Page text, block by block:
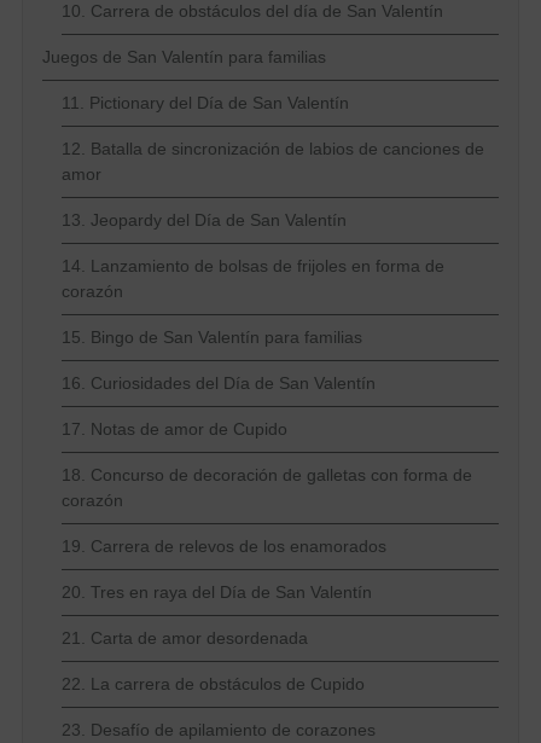
10. Carrera de obstáculos del día de San Valentín
Juegos de San Valentín para familias
11. Pictionary del Día de San Valentín
12. Batalla de sincronización de labios de canciones de
amor
13. Jeopardy del Día de San Valentín
14. Lanzamiento de bolsas de frijoles en forma de
corazón
15. Bingo de San Valentín para familias
16. Curiosidades del Día de San Valentín
17. Notas de amor de Cupido
18. Concurso de decoración de galletas con forma de
corazón
19. Carrera de relevos de los enamorados
20. Tres en raya del Día de San Valentín
21. Carta de amor desordenada
22. La carrera de obstáculos de Cupido
23. Desafío de apilamiento de corazones